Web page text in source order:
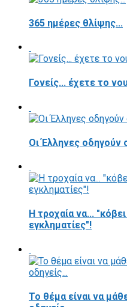
365 ημέρες θλίψης...
Γονείς... έχετε το
Οι Έλληνες οδηγούν
Η τροχαία να...
εγκληματίες"!
Το θέμα είναι να